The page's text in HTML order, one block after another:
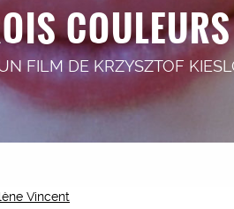
FILM DEKRZYSZTOF
Vincent